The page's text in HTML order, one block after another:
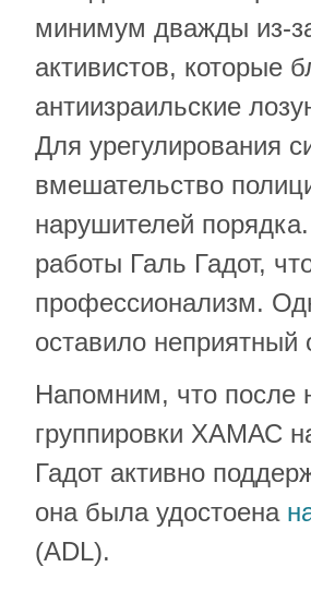
минимум дважды из-
активистов, которые
антиизраильские
Для урегулирования
вмешательство
нарушителей
работы Галь Гадот,
профессионализм.
оставило неприятный
Напомним, что после
группировки ХАМАС
Гадот активно
она была удостоена
(ADL).